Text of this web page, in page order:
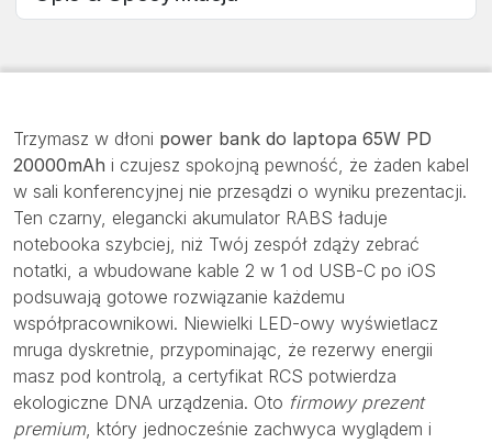
Trzymasz w dłoni power bank do laptopa 65W PD
20000mAh i czujesz spokojną pewność, że żaden kabel
w sali konferencyjnej nie przesądzi o wyniku prezentacji.
Ten czarny, elegancki akumulator RABS ładuje
notebooka szybciej, niż Twój zespół zdąży zebrać
notatki, a wbudowane kable 2 w 1 od USB-C po iOS
podsuwają gotowe rozwiązanie każdemu
współpracownikowi. Niewielki LED-owy wyświetlacz
mruga dyskretnie, przypominając, że rezerwy energii
masz pod kontrolą, a certyfikat RCS potwierdza
ekologiczne DNA urządzenia. Oto firmowy prezent
premium, który jednocześnie zachwyca wyglądem i